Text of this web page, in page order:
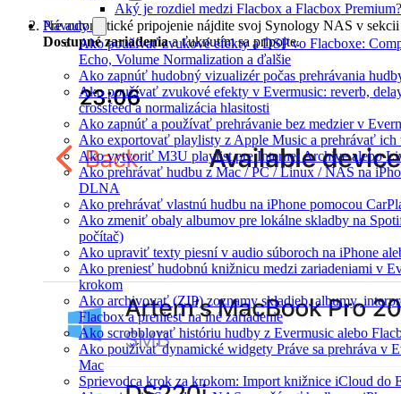
Aký je rozdiel medzi Flacbox a Flacbox Premium?
Návody
Ako používať zvukové efekty a DSP vo Flacboxe:
Echo, Volume Normalization a ďalšie
Ako zapnúť hudobný vizualizér počas prehrávania
Ako používať zvukové efekty v Evermusic: reverb,
crossfeed a normalizácia hlasitosti
Ako zapnúť a používať prehrávanie bez medzier v
Ako exportovať playlisty z Apple Music a prehrávať ich
Ako vytvoriť M3U playlist pre Internet Archive alebo
Ako prehrávať hudbu z Mac / PC / Linux / NAS na
DLNA
Ako prehrávať vlastnú hudbu na iPhone pomocou
Ako zmeniť obaly albumov pre lokálne skladby na
počítač)
Ako upraviť texty piesní v audio súboroch na iPhone
Ako preniesť hudobnú knižnicu medzi zariadeniami v
krokom
Ako archivovať (ZIP) zoznamy skladieb, albumy,
Flacbox a preniesť na iné zariadenie
Ako scrobblovať históriu hudby z Evermusic alebo
Ako používať dynamické widgety Práve sa prehráva v
Mac
Sprievodca krok za krokom: Import knižnice iCloud do
Pre automatické pripojenie nájdite svoj Synology NAS v sekcii
Dostupné zariadeniaa ťuknutím sa pripojte.